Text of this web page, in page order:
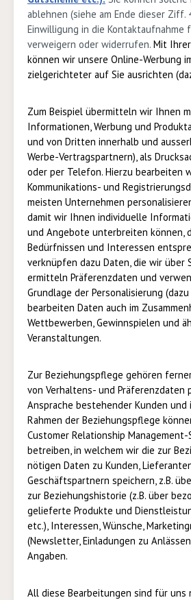
ablehnen (siehe am Ende dieser Ziff.
Einwilligung in die Kontaktaufnahme
verweigern oder widerrufen. Mit
können wir unsere Online-Werbung
zielgerichteter auf Sie ausrichten
Zum Beispiel übermitteln wir Ihnen
Informationen, Werbung und
und von Dritten innerhalb und
Werbe-Vertragspartnern), als
oder per Telefon. Hierzu bearbeiten
Kommunikations- und
meisten Unternehmen
damit wir Ihnen individuelle
und Angebote unterbreiten können,
Bedürfnissen und Interessen
verknüpfen dazu Daten, die wir über
ermitteln Präferenzdaten und
Grundlage der Personalisierung
bearbeiten Daten auch im
Wettbewerben, Gewinnspielen und
Veranstaltungen.
Zur Beziehungspflege gehören
von Verhaltens- und Präferenzdaten
Ansprache bestehender Kunden und
Rahmen der Beziehungspflege
Customer Relationship Management-
betreiben, in welchem wir die zur
nötigen Daten zu Kunden,
Geschäftspartnern speichern, z.B.
zur Beziehungshistorie (z.B. über
gelieferte Produkte und
etc.), Interessen, Wünsche,
(Newsletter, Einladungen zu
Angaben.
All diese Bearbeitungen sind für uns